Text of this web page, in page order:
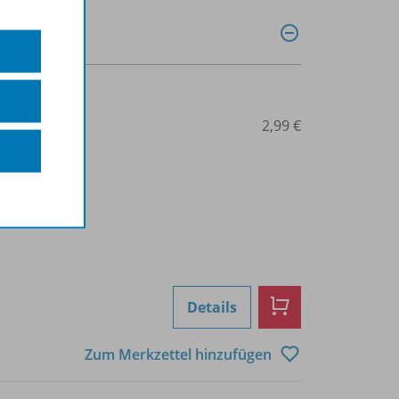
2,99 €
Details
Zum Merkzettel hinzufügen